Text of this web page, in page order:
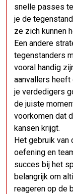
snelle passes
je de
ze zich kunnen
Een andere
tegenstanders
vooral handig
aanvallers
je verdedigers
de juiste
voorkomen dat
kansen krijgt.
Het gebruik
oefening en
succes bij het
belangrijk om
reageren op de